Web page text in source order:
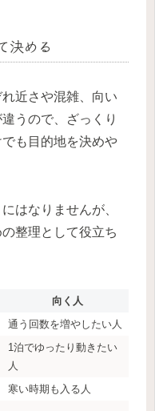
決める
近さや混雑、向い
うので、ざっくり
も目的地を決めや
はなりませんが、
整理として役立ち
向く人
通う回数を増やしたい人
1泊でゆったり動きたい
人
寒い時期も入る人